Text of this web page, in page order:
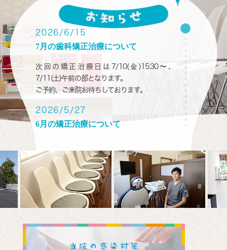
2026/6/15
7月の歯科矯正治療について
次回の矯正治療日は7/10(金)15:30〜、
7/11(土)午前の部となります。
ご予約、ご来院お待ちしております。
2026/5/27
6月の矯正治療について
午前の部となります。
ご予約、ご来院お待ちしております。
2026/4/28
5月の矯正治療について
次回の矯正治療日は5/8(金)15:30〜、5/9(土)
午前の部となります。
ご予約、ご来院お待ちしております。